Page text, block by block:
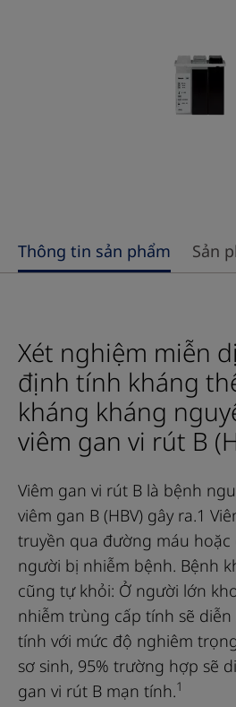
Thông tin sản phẩm Sản
Xét nghiệm miễn
định tính kháng
kháng kháng
viêm gan vi rút B
Viêm gan vi rút B là bệnh
viêm gan B (HBV) gây ra.1
truyền qua đường máu hoặc
người bị nhiễm bệnh. Bệnh
cũng tự khỏi: Ở người lớn
nhiễm trùng cấp tính sẽ
tính với mức độ nghiêm
sơ sinh, 95% trường hợp sẽ
gan vi rút B mạn tính.1